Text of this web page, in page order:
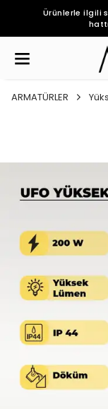
Ürünlerle ilgili
ARMATÜRLER